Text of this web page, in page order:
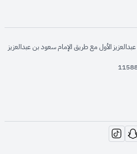
الأول مع طريق الإمام سعود بن عبدالعزيز
opens in
opens in new
opens in new window
opens in new window